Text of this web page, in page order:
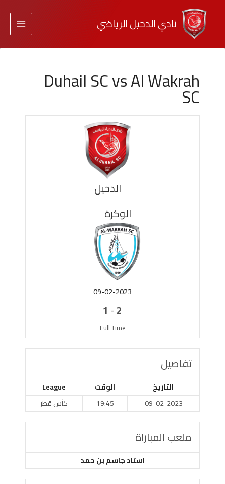
نادي الدحيل الرياضي
Duhail SC vs Al Wakrah
SC
الدحيل
الوكرة
09-02-2023
2
-
1
Full Time
تفاصيل
التاريخ الوقت
League
09-02-2023
19:45 كأس قطر
ملعب المباراة
استاد جاسم بن حمد